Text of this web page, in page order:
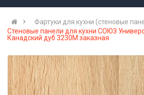
Фартуки для кухни (стеновые
Стеновые панели для кухни СОЮЗ
Канадский дуб 3230М заказная